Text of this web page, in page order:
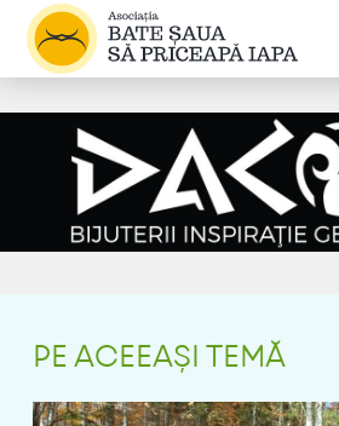
PE ACEEAȘI TEMĂ